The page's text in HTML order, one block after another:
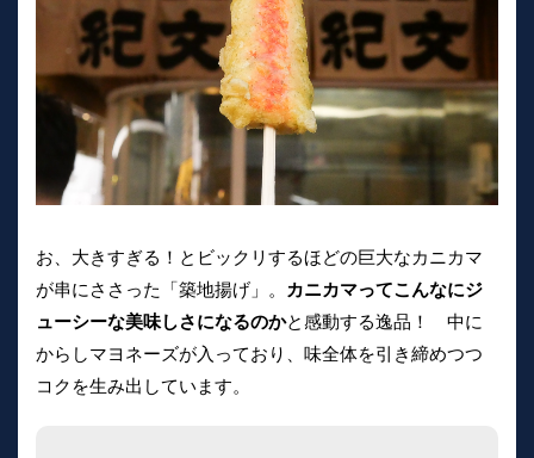
お、大きすぎる！とビックリするほどの巨大なカニカマ
が串にささった「築地揚げ」。
カニカマってこんなにジ
ューシーな美味しさになるのかと感動する逸品！ 中に
からしマヨネーズが入っており、味全体を引き締めつつ
コクを生み出しています。